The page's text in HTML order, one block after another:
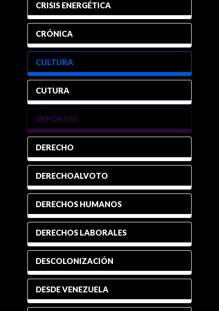
CRISIS ENERGÉTICA
CRÓNICA
CULTURA
CUTURA
DEPORTES
DERECHO
DERECHOALVOTO
DERECHOS HUMANOS
DERECHOS LABORALES
DESCOLONIZACIÓN
DESDE VENEZUELA